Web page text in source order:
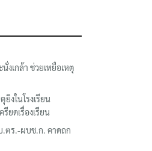
งเกล้า ช่วยเหยื่อเหตุ
งในโรงเรียน
ยดเรื่องเรียน
.ตร.-ผบช.ก. คาดถก